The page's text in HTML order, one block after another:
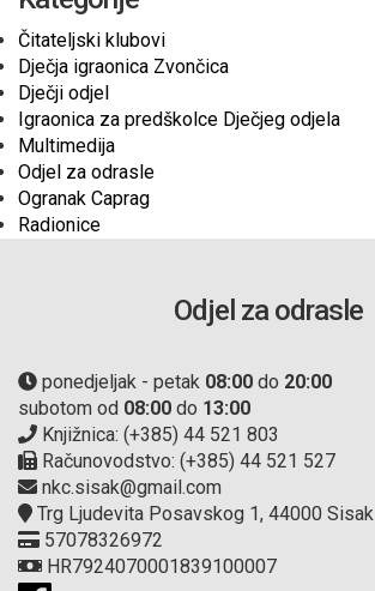
Čitateljski klubovi
Dječja igraonica Zvončica
Dječji odjel
Igraonica za predškolce Dječjeg odjela
Multimedija
Odjel za odrasle
Ogranak Caprag
Radionice
Odjel za odrasle
ponedjeljak - petak 08:00 do 20:00
subotom od 08:00 do 13:00
Knjižnica: (+385) 44 521 803
Računovodstvo: (+385) 44 521 527
nkc.sisak@gmail.com
Trg Ljudevita Posavskog 1, 44000 Sisak
57078326972
HR7924070001839100007